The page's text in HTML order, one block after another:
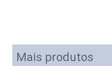
Mais produtos